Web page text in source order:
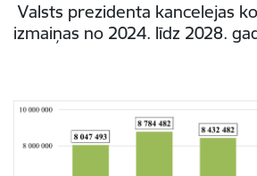
Valsts prezidenta kancelejas
izmaiņas no 2024. līdz 2028.